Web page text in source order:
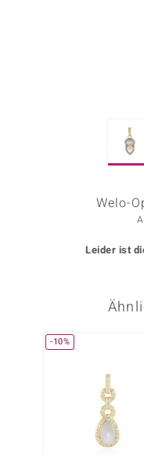
Welo-
Leider ist
-10%